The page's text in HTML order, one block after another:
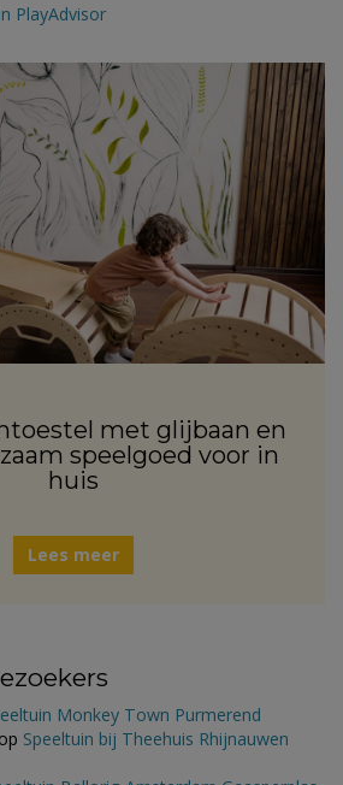
PlayAdvisor
met glijbaan en
speelgoed voor in
huis
Lees meer
Monkey Town Purmerend
op Speeltuin bij Theehuis Rhijnauwen